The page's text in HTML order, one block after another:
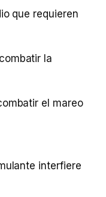
que requieren
la
el mareo
interfiere